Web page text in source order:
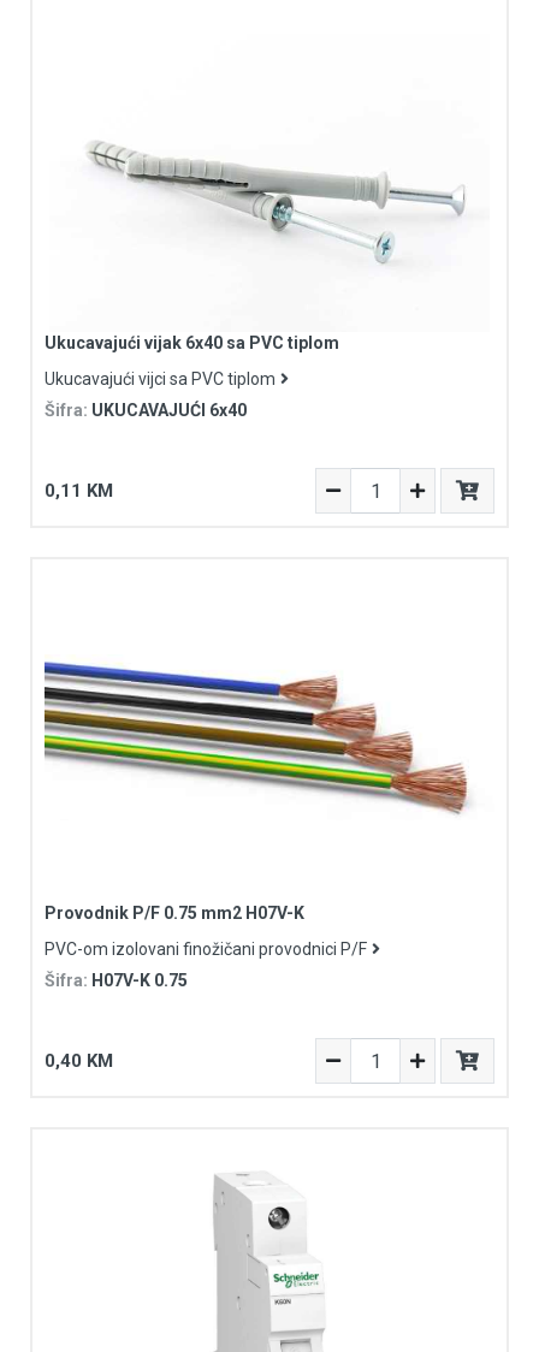
Ukucavajući vijak 6x40 sa PVC tiplom
Ukucavajući vijci sa PVC tiplom
Šifra: UKUCAVAJUĆI 6x40
0,11 KM
Provodnik P/F 0.75 mm2 H07V-K
PVC-om izolovani finožičani provodnici P/F
Šifra: H07V-K 0.75
0,40 KM